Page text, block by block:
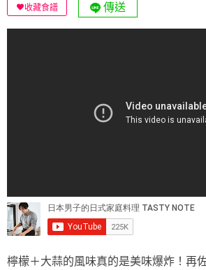
收藏食譜
傳送
檸檬＋大蒜的風味真的是美味爆炸！再